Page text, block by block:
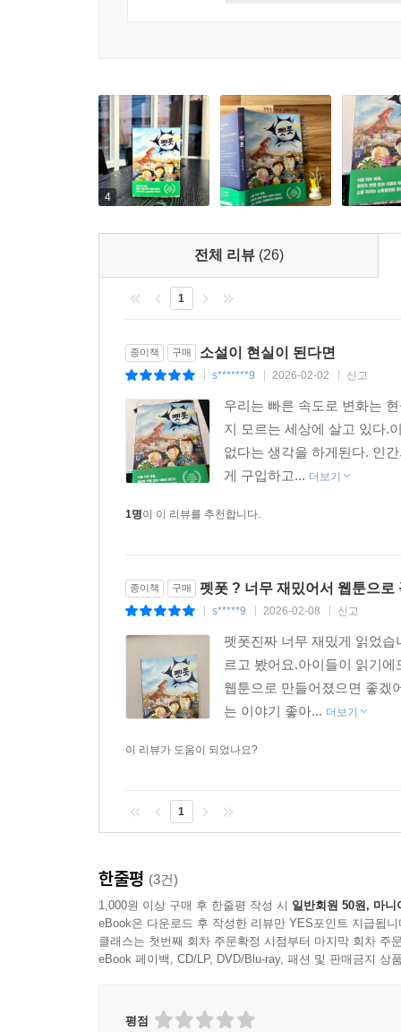
“그 옛날 광부들이 유독 가스를 감지하려고 갱도
“카나리아.”
--- p.191
정빙기가 덜컹덜컹 소리를 내며 괴물 쪽으로 말
“달팽이보다 더 느리잖아!”
당황한 홍래가 이룬을 바라봤다.
“이룬아, 석궁 꺼내!”
홍래는 정빙기를 괴물 쪽으로 향하게 한 다음 뛰
--- p.218
민하는 한동안 고개를 들지 못했다. 재윤이 도라
그런데 이룬이 신경 쓰이는 게 있다는 듯 눈을 가늘
“잠깐! 분위기 깨서 미안한데, 아까 그 사태가 네
민하를 비롯한 사람들의 실종과 타워를 잠식한 분
타워로 가기 전 민하가 자주 갔다는 곳이자 자신
사이사이에 사람들이 묶여 있는 것을 목격한다.
_본문 중
커다란 괴물 ‘히드노라’였다.
자신들을 잡아먹으려 드는 히드노라에게 쫓겨
타워에 있다는 것을 알아낸다. 넷은 함께 민하
가까이 갈수록 분홍색 줄기가 조종하는 산속의
그때, 무거운 물건이 나뭇잎을 스치는 소리가 들
재윤 앞에 코코넛 크기의 열매가 떨어졌다. 열매
이처럼 『펫폿』은 탄탄하면서도 스펙타클한
방식으로 표현해낸, 영상 세대인 청소년 독자의
이야기의 재미와 흥미 추구에서 그치지 않고
언급했듯 『펫폿』에는 친구와의 우정, 청소
콘텐츠를 즐기듯 빠르고 쉽게 빠져들어 즐길
심사 위원 김경연 평론가, 신현수 작가, 이옥수
기준을 모두 충족하는 작품이다. 작품을 마주하는
있게 견지한, ‘진짜 청소년문학’다운 수상작을 만나
4
전체 리뷰 (26)
1
종이책 구매 소설이 현실이 된다면
s*******9 2026-02-02 신고
우리는 빠른 속도로 변화는
지 모르는 세상에 살고 있다.
없다는 생각을 하게된다. 인
게 구입하고... 더보기
1명이 이 리뷰를 추천합니다.
종이책 구매 펫폿 ? 너무 재밌어서 웹툰으로
s*****9 2026-02-08 신고
펫폿진짜 너무 재밌게 읽었
르고 봤어요.아이들이 읽기
웹툰으로 만들어졌으면 좋겠
는 이야기 좋아... 더보기
이 리뷰가 도움이 되었나요?
1
한줄평 (3건)
1,000원 이상 구매 후 한줄평 작성 시 일반회원 50원, 마니
eBook은 다운로드 후 작성한 리뷰만 YES포인트 지급됩니
클래스는 첫번째 회차 주문확정 시점부터 마지막 회차 주
eBook 페이백, CD/LP, DVD/Blu-ray, 패션 및 판매금지 상
평점